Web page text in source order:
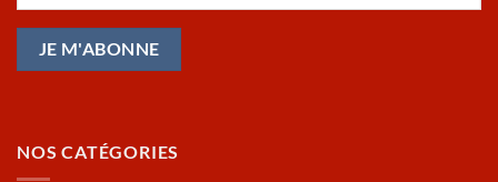
NOS CATÉGORIES